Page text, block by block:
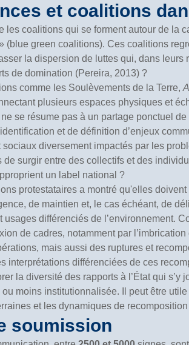
et coalitions
les coalitions qui se forment autour de la
(blue green coalitions). Ces coalitions
la dispersion de luttes qui, dans
de domination (Pereira, 2013) ?
comme les Soulèvements de la Terre,
plusieurs espaces physiques et
se résume pas à un partage ponctuel
et de définition d’enjeux
sociaux diversement impactés par les
de surgir entre des collectifs et des
un label national ?
protestataires a montré qu'elles
de maintien et, le cas échéant, de
différenciés de l’environnement.
de cadres, notamment par
mais aussi des ruptures et
interprétations différenciées de ces
la diversité des rapports à l’État qui
ou moins institutionnalisée. Il peut être
et les dynamiques de
soumission